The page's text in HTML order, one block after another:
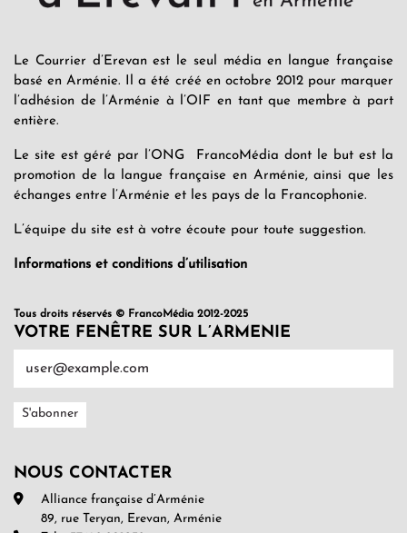
Le Courrier d’Erevan est le seul média en langue française
basé en Arménie. Il a été créé en octobre 2012 pour marquer
l’adhésion de l’Arménie à l’OIF en tant que membre à part
entière.
Le site est géré par l’ONG FrancoMédia dont le but est la
promotion de la langue française en Arménie, ainsi que les
échanges entre l’Arménie et les pays de la Francophonie.
L’équipe du site est à votre écoute pour toute suggestion.
Informations et conditions d’utilisation
Tous droits réservés © FrancoMédia 2012-2025
VOTRE FENÊTRE SUR L’ARMENIE
NOUS CONTACTER
Alliance française d’Arménie
89, rue Teryan, Erevan, Arménie